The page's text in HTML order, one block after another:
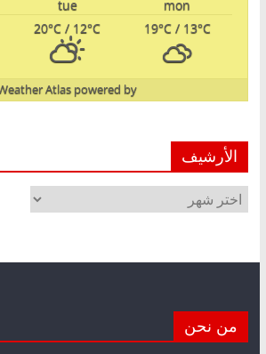
mon
tue
19°C/ 13°C
20°C / 12°C
powered by
Atlas
الأرشيف
الأرشيف
من نحن